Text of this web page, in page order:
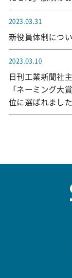
2023.03.31
新役員体制につ
2023.03.10
日刊工業新聞社
「ネーミング大
位に選ばれまし